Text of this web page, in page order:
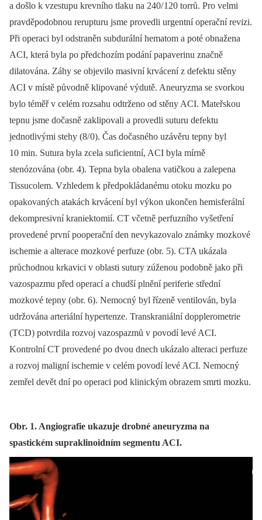
a došlo k vzestupu krevního tlaku na 240/ 120 torrů. Pro velmi
pravděpodobnou rerupturu jsme provedli urgentní operační revizi.
Při operaci byl odstraněn subdurální hematom a poté obnažena
ACI, která byla po předchozím podání papaverinu značně
dilatována. Záhy se objevilo masivní krvácení z defektu stěny
ACI v místě původně klipované výdutě. Aneuryzma se svorkou
bylo téměř v celém rozsahu odtrženo od stěny ACI. Mateřskou
tepnu jsme dočasně zaklipovali a provedli suturu defektu
jednotlivými stehy (8/ 0). Čas dočasného uzávěru tepny byl
10 min. Sutura byla zcela suficientní, ACI byla mírně
stenózována (obr. 4). Tepna byla obalena vatičkou a zalepena
Tissucolem. Vzhledem k předpokládanému otoku mozku po
opakovaných atakách krvácení byl výkon ukončen hemisferální
dekompresivní kraniektomií. CT včetně perfuzního vyšetření
provedené první pooperační den nevykazovalo známky mozkové
ischemie a alterace mozkové perfuze (obr. 5). CTA ukázala
průchodnou krkavici v oblasti sutury zúženou podobně jako při
vazospazmu před operací a chudší plnění periferie střední
mozkové tepny (obr. 6). Nemocný byl řízeně ventilován, byla
udržována arteriální hypertenze. Transkraniální dopplerometrie
(TCD) potvrdila rozvoj vazospazmů v povodí levé ACI.
Kontrolní CT provedené po dvou dnech ukázalo alteraci perfuze
a rozvoj maligní ischemie v celém povodí levé ACI. Nemocný
zemřel devět dní po operaci pod klinickým obrazem smrti mozku.
Obr. 1. Angiografie ukazuje drobné aneuryzma na
spastickém supraklinoidním segmentu ACI.